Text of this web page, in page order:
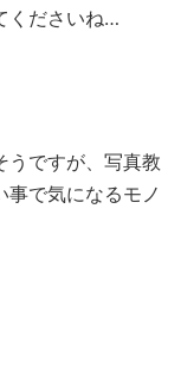
くださいね…
うですが、写真教
で気になるモノ